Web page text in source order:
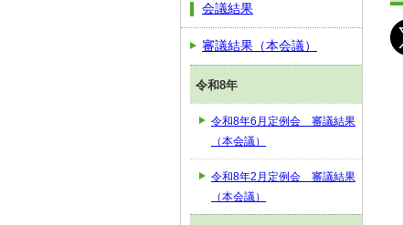
会議結果
審議結果（本会議）
令和8年
令和8年6月定例会 審議結果
（本会議）
令和8年2月定例会 審議結果
（本会議）